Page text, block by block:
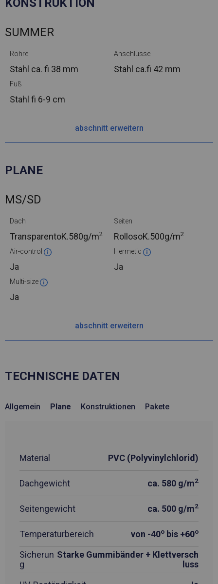
KONSTRUKTION
SUMMER
Rohre
Stahl ca. fi 38 mm
Anschlüsse
Stahl ca.fi 42 mm
Fuß
Stahl fi 6-9 cm
abschnitt erweitern
PLANE
MS/SD
Dach
TransparentoK.580g/m2
Seiten
RollosoK.500g/m2
Air-control
Ja
Hermetic
Ja
Multi-size
Ja
abschnitt erweitern
TECHNISCHE DATEN
Allgemein Plane Konstruktionen Pakete
Material PVC (Polyvinylchlorid)
Dachgewicht ca. 580 g/m2
Seitengewicht ca. 500 g/m2
Temperaturbereich von -40o bis +60o
Sicherun
g
Starke Gummibänder + Klettversch
luss